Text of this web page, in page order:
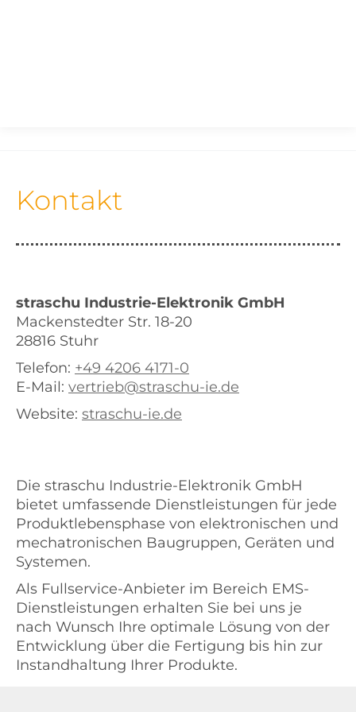
Kontakt
straschu Industrie-Elektronik GmbH
Mackenstedter Str. 18-20
28816 Stuhr
Telefon: +49 4206 4171-0
E-Mail: vertrieb@straschu-ie.de
Website: straschu-ie.de
Die straschu Industrie-Elektronik GmbH
bietet umfassende Dienstleistungen für jede
Produktlebensphase von elektronischen und
mechatronischen Baugruppen, Geräten und
Systemen.
Als Fullservice-Anbieter im Bereich EMS-
Dienstleistungen erhalten Sie bei uns je
nach Wunsch Ihre optimale Lösung von der
Entwicklung über die Fertigung bis hin zur
Instandhaltung Ihrer Produkte.